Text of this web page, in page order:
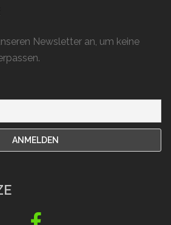
Newsletter an, um keine
Fb